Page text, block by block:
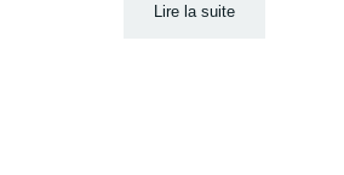
Lire la suite